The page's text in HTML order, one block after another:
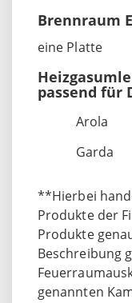
Brennraum
eine Platte
passend für
Arola
Garda
**Hierbei
Produkte der
Produkte
Beschreibung
genannten